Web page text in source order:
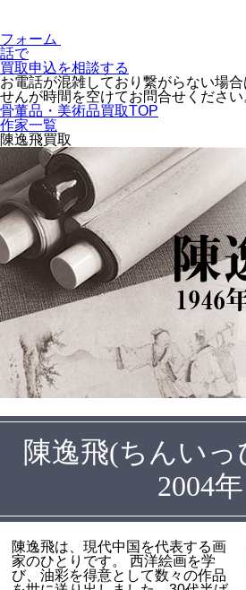
フォーム
話で
買取申込を相談する
お電話が混雑しており繋がらない場
せんが時間を空けてお問合せください
骨董品・美術品買取TOP
作家一覧
陳逸飛買取
陳
1946
陳逸飛(ちんいっ
2004年
陳逸飛は、現代中国を代表する画
家のひとりです。 西洋絵画を学
び、油彩を得意として数々の作品